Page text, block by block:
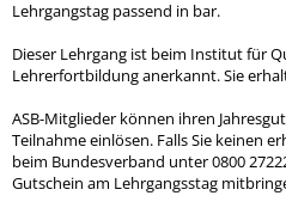
Lehrgangstag passend in bar.
Dieser Lehrgang ist beim Institut für
Lehrerfortbildung anerkannt. Sie
ASB-Mitglieder können ihren
Teilnahme einlösen. Falls Sie keinen
beim Bundesverband unter 0800
Gutschein am Lehrgangsstag